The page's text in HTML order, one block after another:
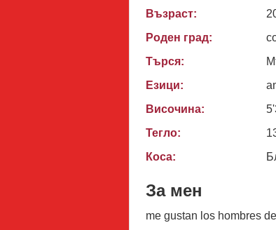
Възраст:
Роден град:
Търся:
Езици:
Височина:
Тегло:
Коса:
За мен
me gustan los hombres